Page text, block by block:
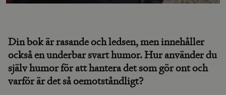
Din bok är rasande och ledsen, men innehåller
också en underbar svart humor. Hur använder du
själv humor för att hantera det som gör ont och
varför är det så oemotståndligt?